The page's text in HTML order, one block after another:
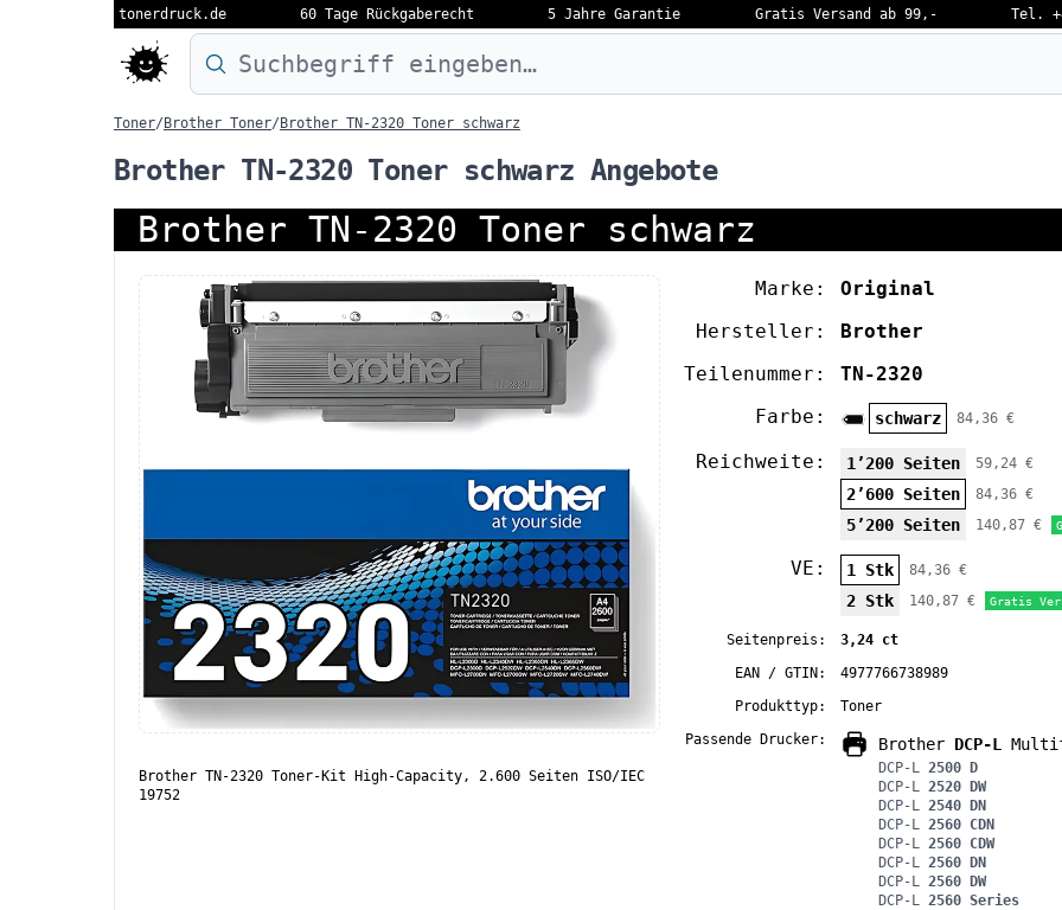
tonerdruck.de 60 Tage Rückgaberecht 5 Jahre Garantie Gratis Versand ab 99,- Tel.
Druckermodell oder Produktnamen eingeben…
Toner/ Brother Toner/ Brother TN-2320 Toner schwarz
Brother TN-2320 Toner schwarz Angebote
Brother TN-2320 Toner schwarz
Brother TN-2320 Toner-Kit High-Capacity, 2.600 Seiten ISO/IEC
19752
Marke:
Original
Hersteller:
Brother
Teilenummer:
TN-2320
Farbe:
schwarz 84,36 €
Reichweite: 1’200 Seiten 59,24 €
2’600 Seiten 84,36 €
5’200 Seiten 140,87 €
VE: 1 Stk 84,36 €
2 Stk 140,87 € Gratis
Seitenpreis:
3,24 ct
EAN / GTIN:
4977766738989
Produkttyp:
Toner
Passende Drucker:
Brother DCP-L
DCP-L 2500 D
DCP-L 2520 DW
DCP-L 2540 DN
DCP-L 2560 CDN
DCP-L 2560 CDW
DCP-L 2560 DN
DCP-L 2560 DW
DCP-L 2560 Series